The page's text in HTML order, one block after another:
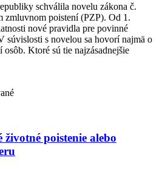
schválila novelu zákona č.
zmluvnom poistení (PZP). Od 1.
nové pravidla pre povinné
súvislosti s novelou sa hovorí najmä o
Ktoré sú tie najzásadnejšie
poistenie alebo